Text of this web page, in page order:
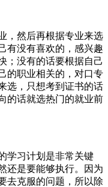
，然后再根据专业来选
有没有喜欢的，感兴趣
；没有的话要根据自己
的职业相关的，对口专
选，只想考到证书的话
的话就选热门的就业前
学习计划是非常关键
还是要能够执行。因为
去克服的问题，所以除